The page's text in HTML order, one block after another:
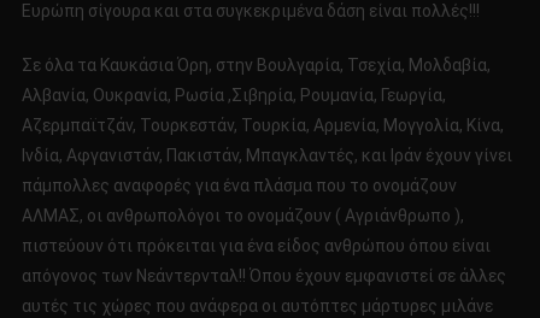
Ευρώπη σίγουρα και στα συγκεκριμένα δάση είναι πολλές!!!
Σε όλα τα Καυκάσια Όρη, στην Βουλγαρία, Τσεχία, Μολδαβία,
Αλβανία, Ουκρανία, Ρωσία ,Σιβηρία, Ρουμανία, Γεωργία,
Αζερμπαϊτζάν, Τουρκεστάν, Τουρκία, Αρμενία, Μογγολία, Κίνα,
Ινδία, Αφγανιστάν, Πακιστάν, Μπαγκλαντές, και Ιράν έχουν γίνει
πάμπολλες αναφορές για ένα πλάσμα που το ονομάζουν
ΑΛΜΑΣ, οι ανθρωπολόγοι το ονομάζουν ( Αγριάνθρωπο ),
πιστεύουν ότι πρόκειται για ένα είδος ανθρώπου όπου είναι
απόγονος των Νεάντερνταλ!! Όπου έχουν εμφανιστεί σε άλλες
αυτές τις χώρες που ανάφερα οι αυτόπτες μάρτυρες μιλάνε